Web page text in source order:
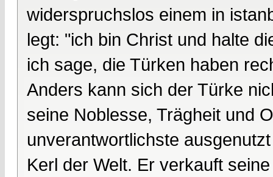
widerspruchslos einem in
legt: "ich bin Christ und halte
ich sage, die Türken haben
Anders kann sich der Türke
seine Noblesse, Trägheit und
unverantwortlichste
Kerl der Welt. Er verkauft